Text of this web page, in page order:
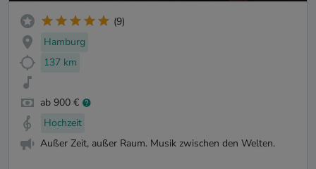
(9)
Hamburg
137 km
ab 900 €
Hochzeit
Außer Zeit, außer Raum. Musik zwischen den Welten.